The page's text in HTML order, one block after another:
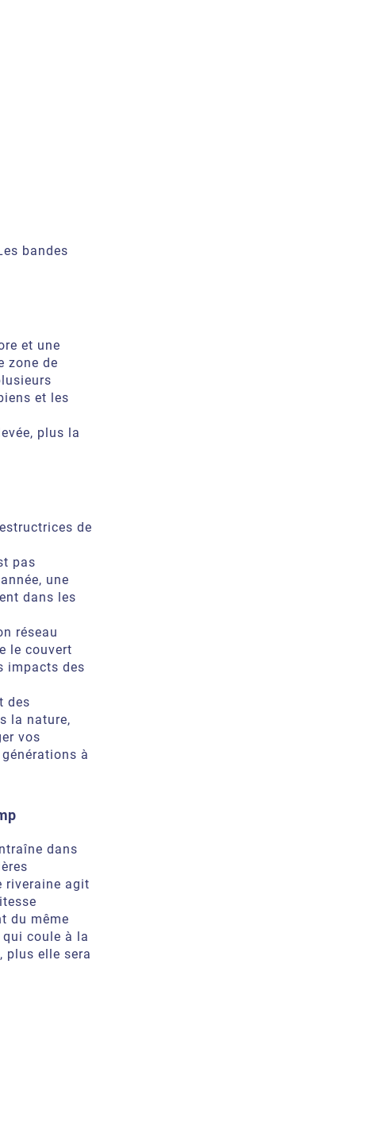
bandes
et une
zone de
et les
plus la
de
pas
une
dans les
réseau
le couvert
impacts des
des
la nature,
vos
à
dans
riveraine agit
du même
coule à la
plus elle sera